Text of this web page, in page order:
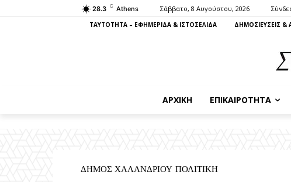
28.3 C Athens Σάββατο, 8 Αυγούστου, 2026
ΤΑΥΤΟΤΗΤΑ – ΕΦΗΜΕΡΙΔΑ & ΙΣΤΟΣΕΛΙΔΑ ΔΗΜΟΣΙΕΥΣΕΙΣ &
ΑΡΧΙΚΉ ΕΠΙΚΑΙΡΌΤΗΤΑ
ΔΉΜΟΣ ΧΑΛΑΝΔΡΊΟΥ ΠΟΛΙΤΙΚΉ